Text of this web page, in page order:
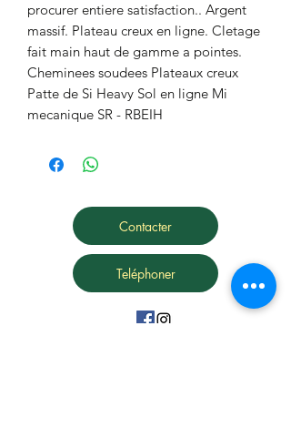
procurer entiere satisfaction.. Argent
massif. Plateau creux en ligne. Cletage
fait main haut de gamme a pointes.
Cheminees soudees Plateaux creux
Patte de Si Heavy Sol en ligne Mi
mecanique SR - RBEIH
Contacter
Teléphoner